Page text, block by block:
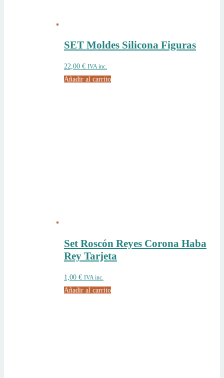
SET Moldes Silicona Figuras
22,00 € IVA inc.
Añadir al carrito
Set Roscón Reyes Corona Haba
Rey Tarjeta
1,00 € IVA inc.
Añadir al carrito